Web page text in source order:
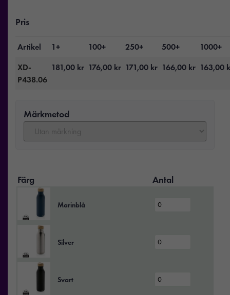
Pris
Artikel 1+ 100+ 250+ 500+
1000+
XD-
P438.06
181,00 kr 176,00 kr 171,00 kr 166,00 kr 163,00
Märkmetod
Färg Antal
Marinblå
Silver
Svart